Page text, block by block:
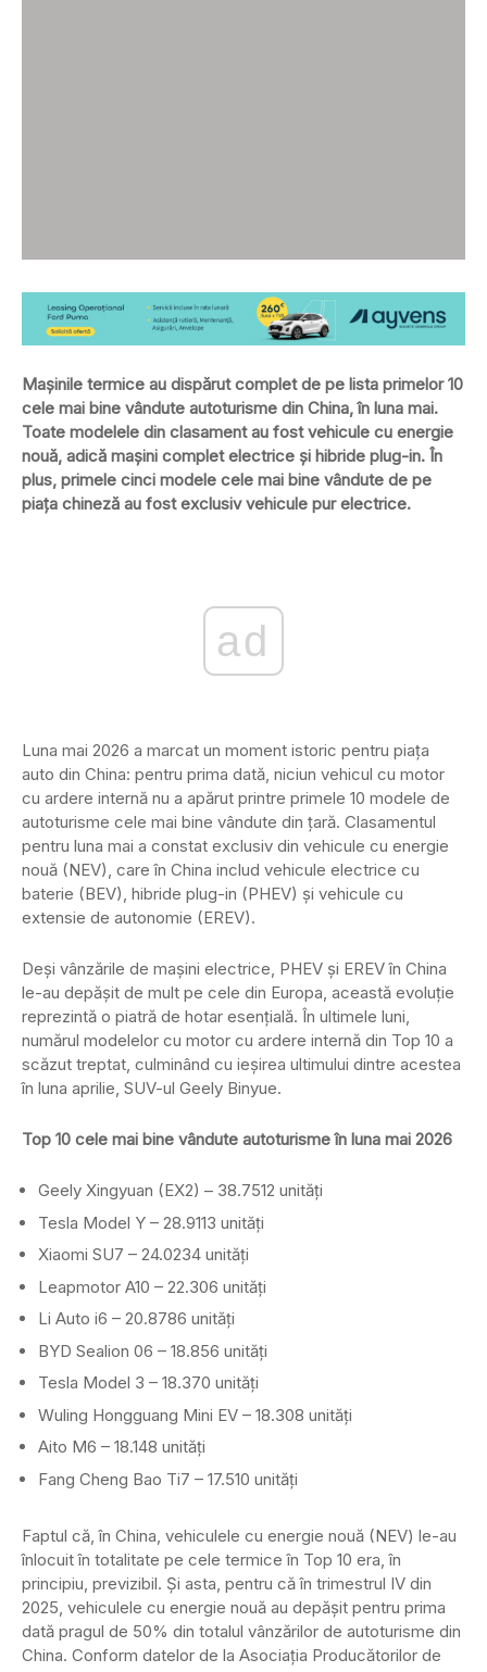
Mașinile termice au dispărut complet de pe lista primelor 10
cele mai bine vândute autoturisme din China, în luna mai.
Toate modelele din clasament au fost vehicule cu energie
nouă, adică mașini complet electrice și hibride plug-in. În
plus, primele cinci modele cele mai bine vândute de pe
piața chineză au fost exclusiv vehicule pur electrice.
ad
Luna mai 2026 a marcat un moment istoric pentru piața
auto din China: pentru prima dată, niciun vehicul cu motor
cu ardere internă nu a apărut printre primele 10 modele de
autoturisme cele mai bine vândute din țară. Clasamentul
pentru luna mai a constat exclusiv din vehicule cu energie
nouă (NEV), care în China includ vehicule electrice cu
baterie (BEV), hibride plug-in (PHEV) și vehicule cu
extensie de autonomie (EREV).
Deși vânzările de mașini electrice, PHEV și EREV în China
le-au depășit de mult pe cele din Europa, această evoluție
reprezintă o piatră de hotar esențială. În ultimele luni,
numărul modelelor cu motor cu ardere internă din Top 10 a
scăzut treptat, culminând cu ieșirea ultimului dintre acestea
în luna aprilie, SUV-ul Geely Binyue.
Top 10 cele mai bine vândute autoturisme în luna mai 2026
Geely Xingyuan (EX2) – 38.7512 unități
Tesla Model Y – 28.9113 unități
Xiaomi SU7 – 24.0234 unități
Leapmotor A10 – 22.306 unități
Li Auto i6 – 20.8786 unități
BYD Sealion 06 – 18.856 unități
Tesla Model 3 – 18.370 unități
Wuling Hongguang Mini EV – 18.308 unități
Aito M6 – 18.148 unități
Fang Cheng Bao Ti7 – 17.510 unități
Faptul că, în China, vehiculele cu energie nouă (NEV) le-au
înlocuit în totalitate pe cele termice în Top 10 era, în
principiu, previzibil. Și asta, pentru că în trimestrul IV din
2025, vehiculele cu energie nouă au depășit pentru prima
dată pragul de 50% din totalul vânzărilor de autoturisme din
China. Conform datelor de la Asociația Producătorilor de